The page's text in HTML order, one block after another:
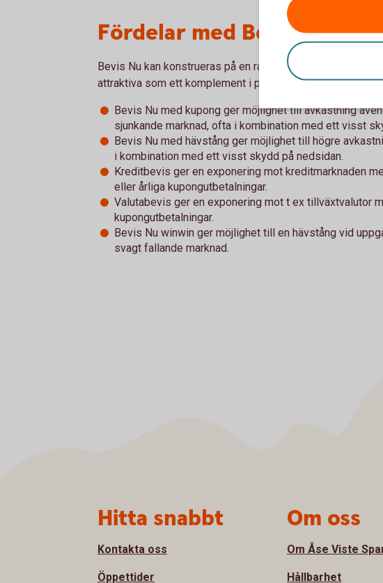
Fördelar med Bevis Nu
Bevis Nu kan konstrueras på en rad olika vis och erbjuder
attraktiva som ett komplement i placeringsportföljen. Här
Bevis Nu med kupong ger möjlighet till avkastning
sjunkande marknad, ofta i kombination med ett visst
Bevis Nu med hävstång ger möjlighet till högre
i kombination med ett visst skydd på nedsidan.
Kreditbevis ger en exponering mot kreditmarknaden
eller årliga kupongutbetalningar.
Valutabevis ger en exponering mot t ex tillväxtvalutor
kupongutbetalningar.
Bevis Nu winwin ger möjlighet till en hävstång vid
svagt fallande marknad.
Hitta snabbt
Kontakta oss
Öppettider
Om oss
Om Åse Viste
Hållbarhet